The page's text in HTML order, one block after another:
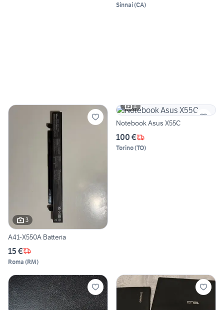
Sinnai(CA)
3
A41-X550A Batteria
15 €
Roma (RM)
4
Notebook Asus X55C
100 €
Torino(TO)